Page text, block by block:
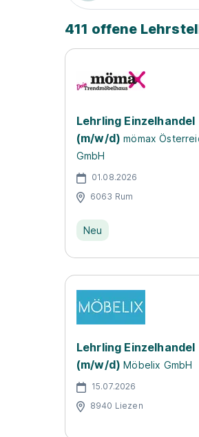
411 offene
Lehrling Einzelhandel
(m/w/d) mömax
GmbH
01.08.2026
6063 Rum
Neu
Lehrling Einzelhandel
(m/w/d) Möbelix GmbH
15.07.2026
8940 Liezen